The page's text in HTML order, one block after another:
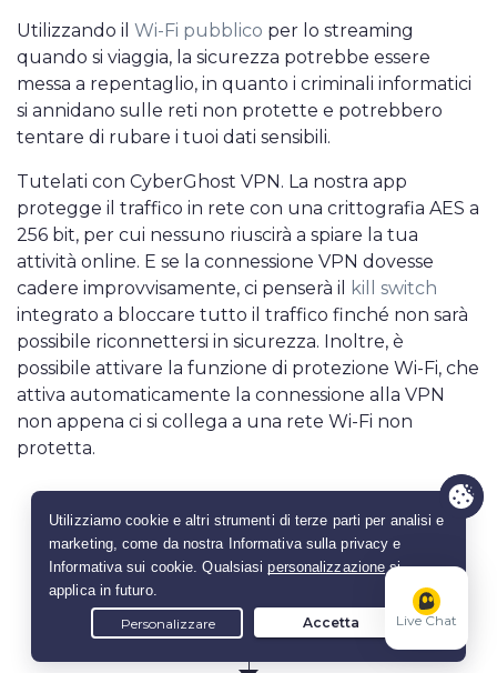
Utilizzando il Wi-Fi pubblico per lo streaming
quando si viaggia, la sicurezza potrebbe essere
messa a repentaglio, in quanto i criminali informatici
si annidano sulle reti non protette e potrebbero
tentare di rubare i tuoi dati sensibili.
Tutelati con CyberGhost VPN. La nostra app
protegge il traffico in rete con una crittografia AES a
256 bit, per cui nessuno riuscirà a spiare la tua
attività online. E se la connessione VPN dovesse
cadere improvvisamente, ci penserà il
kill switch
integrato a bloccare tutto il traffico finché non sarà
possibile riconnettersi in sicurezza. Inoltre, è
possibile attivare la funzione di protezione Wi-Fi, che
attiva automaticamente la connessione alla VPN
non appena ci si collega a una rete Wi-Fi non
protetta.
Ottieni CyberGhost VPN
Live Chat